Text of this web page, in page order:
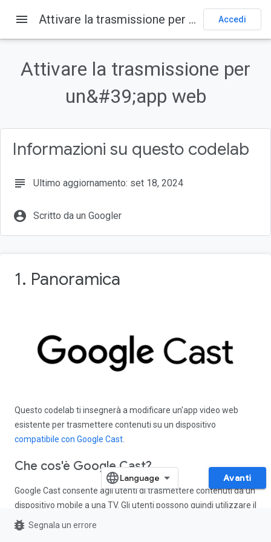
Home page Prodotti Cast codelab
1. Panoramica
Che cos'è Google Cast?
Obiettivi didattici
menu Attivare la trasmissione per un&#39;app web Accedi
Attivare la trasmissione per
un&#39;app web
Informazioni su questo codelab
subject Ultimo aggiornamento: set 18, 2024
account_circle Scritto da un Googler
1. Panoramica
Questo codelab ti insegnerà a modificare un'app video web
esistente per trasmettere contenuti su un dispositivo
compatibile con Google Cast
Che cos'è Google Cast?
Google Cast consente agli utenti di trasmettere contenuti da un
dispositivo mobile a una TV. Gli utenti possono quindi utilizzare il
proprio dispositivo mobile come telecomando per la
Avanti
bug_report Segnala un errore